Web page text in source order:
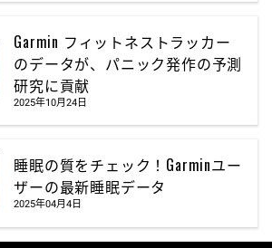
Garmin フィットネストラッカー
のデータが、パニック発作の予測
研究に貢献
2025年10月24日
睡眠の質をチェック！Garminユー
ザーの最新睡眠データ
2025年04月4日